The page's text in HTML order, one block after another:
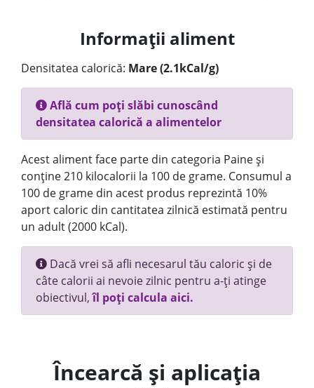
Informații aliment
Densitatea calorică: Mare (2.1kCal/g)
Află cum poți slăbi cunoscând
densitatea calorică a alimentelor
Acest aliment face parte din categoria Paine și
conține 210 kilocalorii la 100 de grame. Consumul a
100 de grame din acest produs reprezintă 10%
aport caloric din cantitatea zilnică estimată pentru
un adult (2000 kCal).
Dacă vrei să afli necesarul tău caloric și de
câte calorii ai nevoie zilnic pentru a-ți atinge
obiectivul,îl poți calcula aici.
Încearcă și aplicația